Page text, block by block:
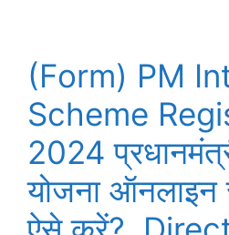
(Form) PM
Scheme
2024
योजना ऑनलाइन